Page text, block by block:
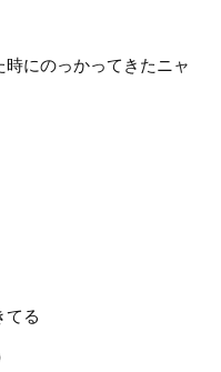
にのっかってきたニャ
てる